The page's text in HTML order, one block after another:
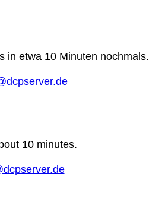
in etwa 10 Minuten nochmals.
10 minutes.